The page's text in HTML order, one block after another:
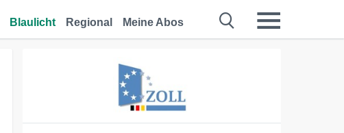
Blaulicht Regional Meine Abos